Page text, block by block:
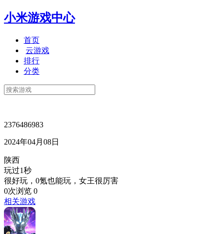
小米游戏中心
首页
云游戏
排行
分类
2376486983
2024年04月08日
陕西
玩过1秒
很好玩，0氪也能玩，女王很厉害
0次浏览 0
相关游戏